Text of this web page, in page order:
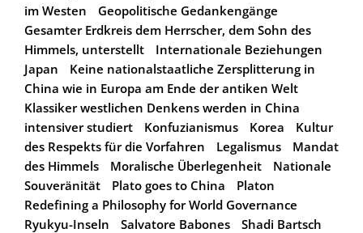
im Westen
Geopolitische Gedankengänge
Gesamter Erdkreis dem Herrscher, dem Sohn des
Himmels, unterstellt
Internationale Beziehungen
Japan
Keine nationalstaatliche Zersplitterung in
China wie in Europa am Ende der antiken Welt
Klassiker westlichen Denkens werden in China
intensiver studiert
Konfuzianismus Korea
Kultur
des Respekts für die Vorfahren
Legalismus
Mandat
des Himmels
Moralische Überlegenheit
Nationale
Souveränität
Plato goes to China
Platon
Redefining a Philosophy for World Governance
Ryukyu-Inseln
Salvatore Babones
Shadi Bartsch